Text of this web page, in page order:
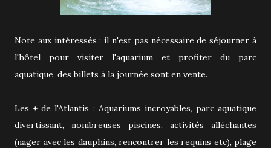
Note aux intéressés : il n'est pas nécessaire de séjourner à
l'hôtel pour visiter l'aquarium et profiter du parc
aquatique, des billets à la journée sont en vente.
Les + de l'Atlantis : Aquariums incroyables, parc aquatique
divertissant, nombreuses piscines, activités alléchantes
(nager avec les dauphins, rencontrer les requins etc), plage